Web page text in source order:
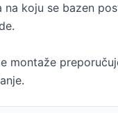
na koju se bazen
montaže